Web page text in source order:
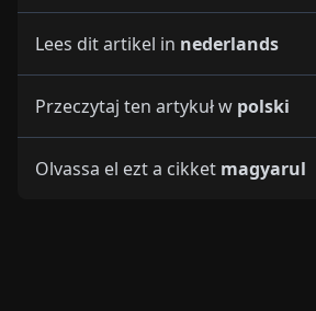
Lees dit artikel in nederlands
Przeczytaj ten artykuł w polski
Olvassa el ezt a cikket magyarul